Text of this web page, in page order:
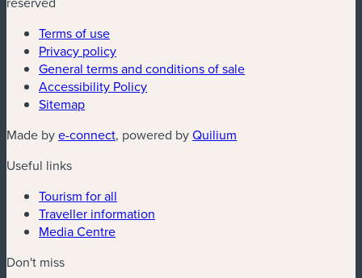
Terms of use
Privacy policy
General terms and conditions of sale
Accessibility Policy
Sitemap
Made bye-connect(new window)
, powered byQuilium
Useful links
Tourism for all
Traveller information
Media Centre
Don't miss